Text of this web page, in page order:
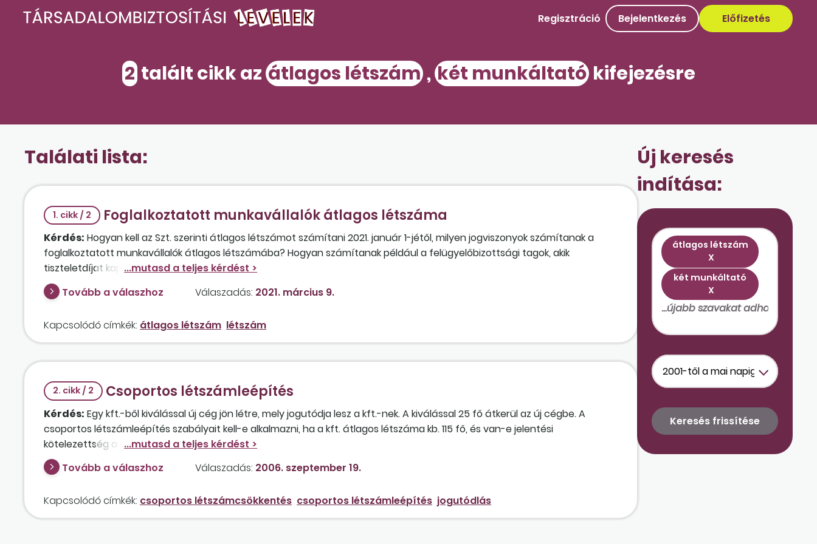
Regisztráció Bejelentkezés Előfizetés
2talált cikk az átlagos létszám, két munkáltatókifejezésre
Találati lista:
1. cikk / 2 Foglalkoztatott munkavállalók átlagos létszáma
Kérdés: Hogyan kell az Szt. szerinti átlagos létszámot számítani 2021. január 1-jétől, milyen jogviszonyok számítanak a
foglalkoztatott munkavállalók átlagos létszámába? Hogyan számítanak például a felügyelőbizottsági tagok, akik
tiszteletdíjat kapnak, de nem végeznek munkát, az egyszerűsített foglalkoztatottak vagy a fizetés nélküli szabadságon
lévő kismamák?
Tovább a válaszhoz Válaszadás: 2021. március 9.
Kapcsolódó címkék: átlagos létszám létszám
2. cikk / 2 Csoportos létszámleépítés
Kérdés: Egy kft.-ből kiválással új cég jön létre, mely jogutódja lesz a kft.-nek. A kiválással 25 fő átkerül az új cégbe. A
csoportos létszámleépítés szabályait kell-e alkalmazni, ha a kft. átlagos létszáma kb. 115 fő, és van-e jelentési
kötelezettség a munkaügyi központ felé abban az esetben, ha a
arról, hogy az átvett dolgozók kft.-nél eltöltött munkaviszonyát elismerik, és ugyanabban a munkakörben alkalmazza őket
az új cég? Csoportos létszámleépítésnek számít-e a kiválás abban az esetben, ha a két cég között nincs megállapodás?
Tovább a válaszhoz Válaszadás: 2006. szeptember 19.
Kapcsolódó címkék: csoportos létszámcsökkentés csoportos létszámleépítés jogutódlás
Új keresés
indítása:
átlagos létszám
X
két munkáltató
X